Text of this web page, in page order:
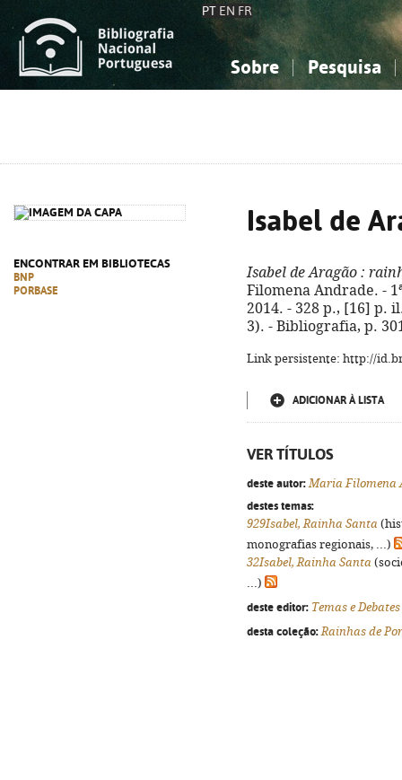
PT EN FR
Sobre Pesquisa
ENCONTRAR EM BIBLIOTECAS
BNP
PORBASE
Isabel de
Isabel de Aragão :
Filomena Andrade. -
2014. - 328 p., [16] p.
3). - Bibliografia, p.
Link persistente: http://
ADICIONAR À LISTA
VER TÍTULOS
deste autor: Maria Filomena
destes temas:
929Isabel, Rainha Santa
monografias regionais, ...)
32Isabel, Rainha Santa
...)
deste editor: Temas e Debates
desta coleção: Rainhas de